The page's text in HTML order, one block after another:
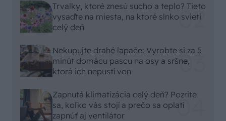
Trvalky, ktoré znesú sucho a teplo? Tieto
vysaďte na miesta, na ktoré slnko svieti
celý deň
Nekupujte drahé lapače: Vyrobte si za 5
minút domácu pascu na osy a sršne,
ktorá ich nepustí von
Zapnutá klimatizácia celý deň? Pozrite
sa, koľko vás stojí a prečo sa oplatí
zapnúť aj ventilátor